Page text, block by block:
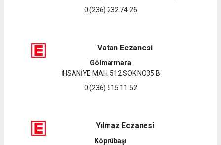
0 (236) 232 74 26
Vatan Eczanesi
Gölmarmara
İHSANİYE MAH. 512 SOK NO35 B
0 (236) 515 11 52
Yılmaz Eczanesi
Köprübaşı